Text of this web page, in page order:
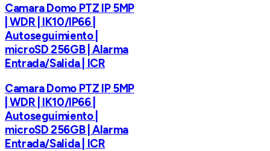
Camara Domo PTZ IP 5MP
| WDR | IK10/IP66 |
Autoseguimiento |
microSD 256GB | Alarma
Entrada/Salida | ICR
Camara Domo PTZ IP 5MP
| WDR | IK10/IP66 |
Autoseguimiento |
microSD 256GB | Alarma
Entrada/Salida | ICR